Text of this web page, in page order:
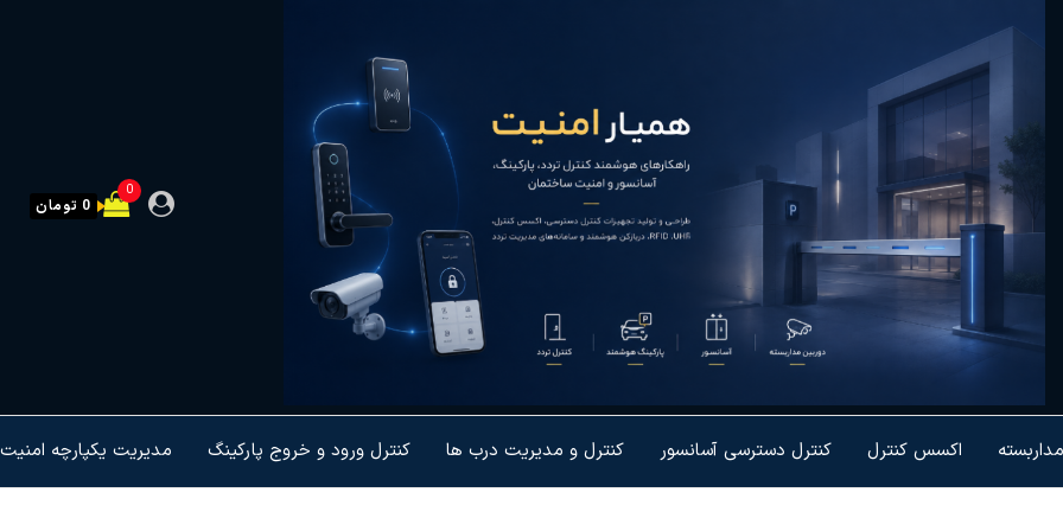
همیار
امنیت
تردد و
0
0 تومان
مدیریت یکپارچه امنیت کنترل ورود و خروج پارکینگ کنترل و مدیریت درب ها کنترل دسترسی آسانسور اکسس کنترل